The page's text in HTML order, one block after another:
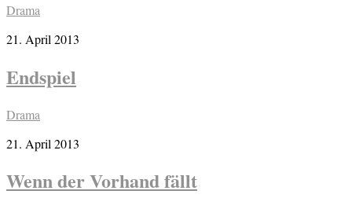
Drama
21. April 2013
Endspiel
Drama
21. April 2013
Wenn der Vorhand fällt